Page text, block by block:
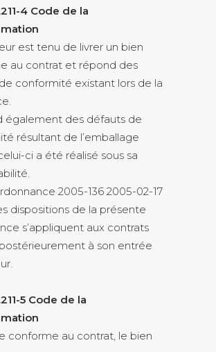
4 Code de la
est tenu de livrer un bien
au contrat et répond des
conformité existant lors de la
également des défauts de
résultant de l’emballage
ci a été réalisé sous sa
2005-136 2005-02-17
dispositions de la présente
s’appliquent aux contrats
à son entrée
5 Code de la
conforme au contrat, le bien